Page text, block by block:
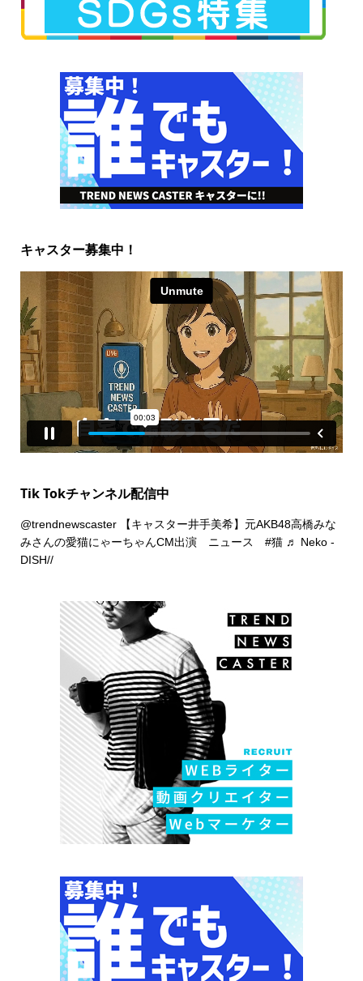
キャスター募集中！
Tik Tokチャンネル配信中
@trendnewscaster【キャスター井手美希】元AKB48高橋みな
みさんの愛猫にゃーちゃんCM出演 ニュース #猫 ♬ Neko -
DISH//